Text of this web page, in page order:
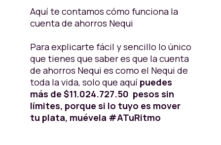
mandamos a tu celu
Tiene que sercomo aparece en tu
documento de identidad.
7. Llena los datos.Pon mucha
atención con la fecha de
expediciónde tu documento, es
diferente a la de tu cumple.
Aquí te contamos cómo funciona la
cuenta de ahorros Nequi
Para explicarte fácil y sencillo lo único
que tienes que saber es que la cuenta
de ahorros Nequi es como el Nequi de
toda la vida, solo que aquí puedes
más de $11.024.727.50 pesos sin
límites, porque si lo tuyo es mover
tu plata, muévela #ATuRitmo